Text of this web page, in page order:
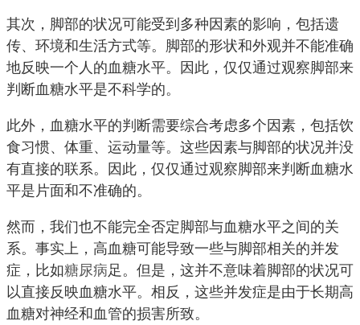
其次，脚部的状况可能受到多种因素的影响，包括遗
传、环境和生活方式等。脚部的形状和外观并不能准确
地反映一个人的血糖水平。因此，仅仅通过观察脚部来
判断血糖水平是不科学的。
此外，血糖水平的判断需要综合考虑多个因素，包括饮
食习惯、体重、运动量等。这些因素与脚部的状况并没
有直接的联系。因此，仅仅通过观察脚部来判断血糖水
平是片面和不准确的。
然而，我们也不能完全否定脚部与血糖水平之间的关
系。事实上，高血糖可能导致一些与脚部相关的并发
症，比如糖尿病足。但是，这并不意味着脚部的状况可
以直接反映血糖水平。相反，这些并发症是由于长期高
血糖对神经和血管的损害所致。